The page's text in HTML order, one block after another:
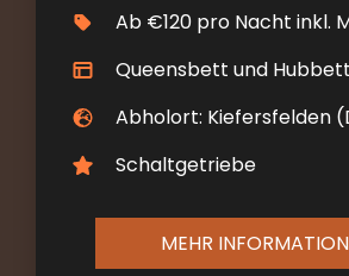
Ab €120 pro Nacht inkl.
Queensbett und Hubbett
Abholort: Kiefersfelden
Schaltgetriebe
MEHR